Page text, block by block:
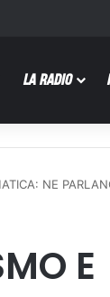
LA RADIO
NE
E